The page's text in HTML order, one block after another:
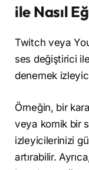
ile Nasıl
Twitch veya
ses değiştirici
denemek
Örneğin, bir
veya komik bir
izleyicilerinizi
artırabilir.